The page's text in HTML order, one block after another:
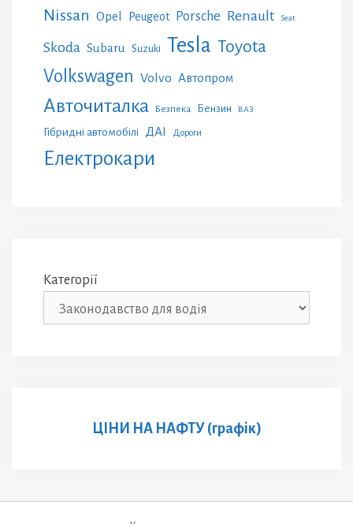
Nissan Opel Peugeot Porsche Renault Seat
Skoda Subaru Suzuki Tesla Toyota
Volkswagen Volvo Автопром
Авточиталка Безпека Бензин ВАЗ
Гібридні автомобілі ДАІ Дороги
Електрокари
Категорії
ЦІНИ НА НАФТУ (графік)